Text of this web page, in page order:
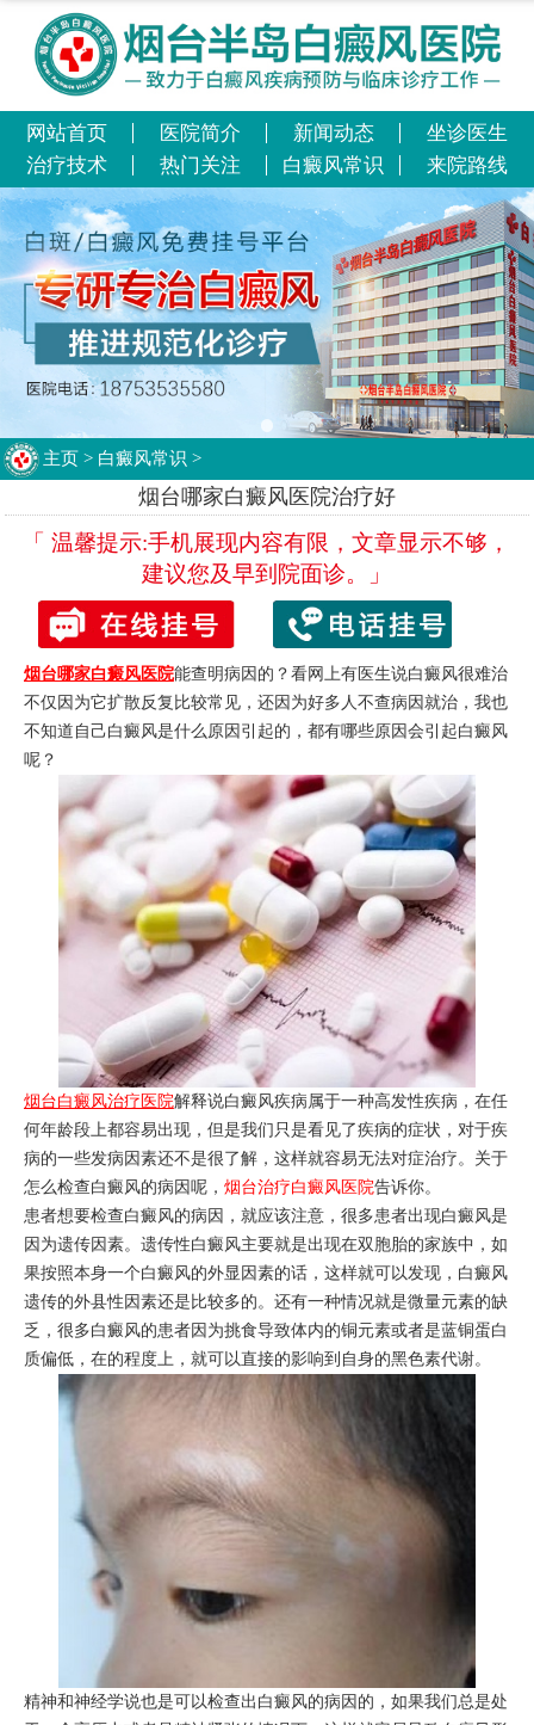
网站首页 医院简介 新闻动态
坐诊医生
治疗技术
热门关注 白癜风常识 来院路线
主页 > 白癜风常识 >
烟台哪家白癜风医院治疗好
「 温馨提示:手机展现内容有限，文章显示不够，
建议您及早到院面诊。」
烟台哪家白癜风医院能查明病因的？看网上有医生说白癜风很难治
不仅因为它扩散反复比较常见，还因为好多人不查病因就治，我也
不知道自己白癜风是什么原因引起的，都有哪些原因会引起白癜风
呢？
烟台白癜风治疗医院解释说白癜风疾病属于一种高发性疾病，在任
何年龄段上都容易出现，但是我们只是看见了疾病的症状，对于疾
病的一些发病因素还不是很了解，这样就容易无法对症治疗。关于
怎么检查白癜风的病因呢， 烟台治疗白癜风医院告诉你。
患者想要检查白癜风的病因，就应该注意，很多患者出现白癜风是
因为遗传因素。遗传性白癜风主要就是出现在双胞胎的家族中，如
果按照本身一个白癜风的外显因素的话，这样就可以发现，白癜风
遗传的外县性因素还是比较多的。还有一种情况就是微量元素的缺
乏，很多白癜风的患者因为挑食导致体内的铜元素或者是蓝铜蛋白
质偏低，在的程度上，就可以直接的影响到自身的黑色素代谢。
精神和神经学说也是可以检查出白癜风的病因的，如果我们总是处